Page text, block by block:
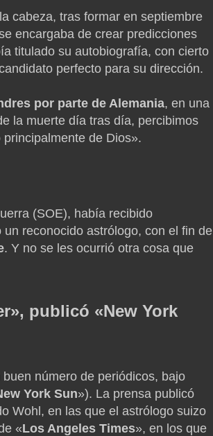
cabeza, tras formar en septiembre
encargaba de crear predicciones
titulado su autobiografía, con cierto
perfecto para su dirección.
por parte de Alemania, en una
la muerte día tras día, percibimos
de Dios».
(SOE), había recibido
reconocido astrólogo, con el fin de
. Y no se les ocurrió otra cosa que
publicó «New York
número de periódicos, bajo
York Sun»). La prensa publicó
Wohl, en las que el astrólogo suizo
«Los Angeles Times», en los que